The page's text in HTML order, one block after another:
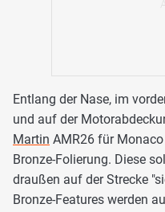
Entlang der Nase, im
und auf der
Martin AMR26 für
Bronze-Folierung. Diese
draußen auf der Strecke
Bronze-Features werden